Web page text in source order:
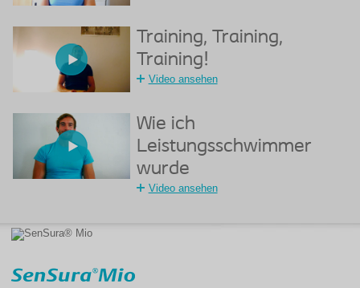
Training, Training,
Training!
Video ansehen
Wie ich
Leistungsschwimmer
wurde
Video ansehen